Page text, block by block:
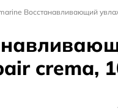
Восстанавливающий
crema,